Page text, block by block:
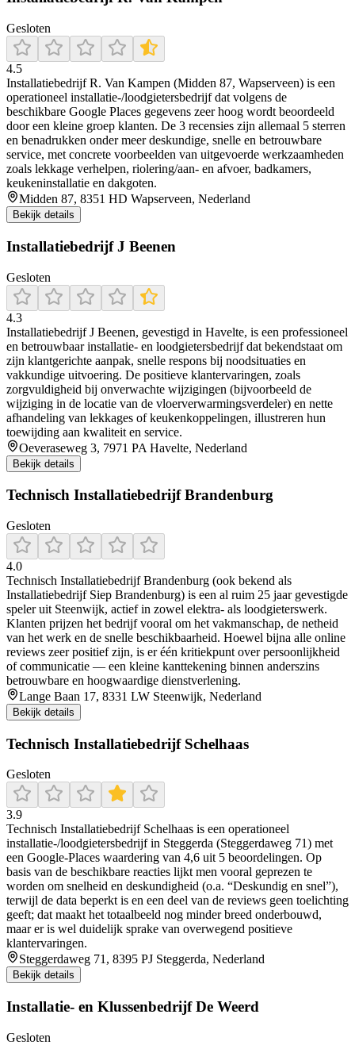
Gesloten
4.5
Installatiebedrijf R. Van Kampen (Midden 87, Wapserveen) is een
operationeel installatie-/loodgietersbedrijf dat volgens de
beschikbare Google Places gegevens zeer hoog wordt beoordeeld
door een kleine groep klanten. De 3 recensies zijn allemaal 5 sterren
en benadrukken onder meer deskundige, snelle en betrouwbare
service, met concrete voorbeelden van uitgevoerde werkzaamheden
zoals lekkage verhelpen, riolering/aan- en afvoer, badkamers,
keukeninstallatie en dakgoten.
Midden 87, 8351 HD Wapserveen, Nederland
Bekijk details
Installatiebedrijf J Beenen
Gesloten
4.3
Installatiebedrijf J Beenen, gevestigd in Havelte, is een professioneel
en betrouwbaar installatie- en loodgietersbedrijf dat bekendstaat om
zijn klantgerichte aanpak, snelle respons bij noodsituaties en
vakkundige uitvoering. De positieve klantervaringen, zoals
zorgvuldigheid bij onverwachte wijzigingen (bijvoorbeeld de
wijziging in de locatie van de vloerverwarmingsverdeler) en nette
afhandeling van lekkages of keukenkoppelingen, illustreren hun
toewijding aan kwaliteit en service.
Oeveraseweg 3, 7971 PA Havelte, Nederland
Bekijk details
Technisch Installatiebedrijf Brandenburg
Gesloten
4.0
Technisch Installatiebedrijf Brandenburg (ook bekend als
Installatiebedrijf Siep Brandenburg) is een al ruim 25 jaar gevestigde
speler uit Steenwijk, actief in zowel elektra- als loodgieterswerk.
Klanten prijzen het bedrijf vooral om het vakmanschap, de netheid
van het werk en de snelle beschikbaarheid. Hoewel bijna alle online
reviews zeer positief zijn, is er één kritiekpunt over persoonlijkheid
of communicatie — een kleine kanttekening binnen anderszins
betrouwbare en hoogwaardige dienstverlening.
Lange Baan 17, 8331 LW Steenwijk, Nederland
Bekijk details
Technisch Installatiebedrijf Schelhaas
Gesloten
3.9
Technisch Installatiebedrijf Schelhaas is een operationeel
installatie-/loodgietersbedrijf in Steggerda (Steggerdaweg 71) met
een Google-Places waardering van 4,6 uit 5 beoordelingen. Op
basis van de beschikbare reacties lijkt men vooral geprezen te
worden om snelheid en deskundigheid (o.a. “Deskundig en snel”),
terwijl de data beperkt is en een deel van de reviews geen toelichting
geeft; dat maakt het totaalbeeld nog minder breed onderbouwd,
maar er is wel duidelijk sprake van overwegend positieve
klantervaringen.
Steggerdaweg 71, 8395 PJ Steggerda, Nederland
Bekijk details
Installatie- en Klussenbedrijf De Weerd
Gesloten